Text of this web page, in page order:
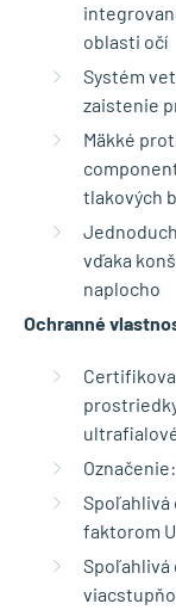
oblasti očí
Systém
zaistenie
Mäkké
tlakových
vďaka
naplocho
Ochranné
Označenie:
Spoľahlivá
faktorom
Spoľahlivá